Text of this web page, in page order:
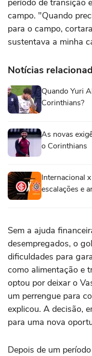
período de transição
campo. "Quando
para o campo,
sustentava a minha
Notícias
Quando Yuri
Corinthians?
As novas
o Corinthians
Internacional
escalações e
Sem a ajuda
desempregados, o
dificuldades para
como alimentação e
optou por deixar o
um perrengue para
explicou. A decisão,
para uma nova
Depois de um